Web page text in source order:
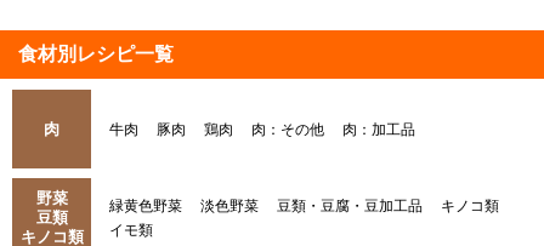
食材別レシピ一覧
肉 牛肉 豚肉 鶏肉 肉：その他 肉：加工品
野菜
豆類
キノコ類
緑黄色野菜 淡色野菜 豆類・豆腐・豆加工品
キノコ類
イモ類